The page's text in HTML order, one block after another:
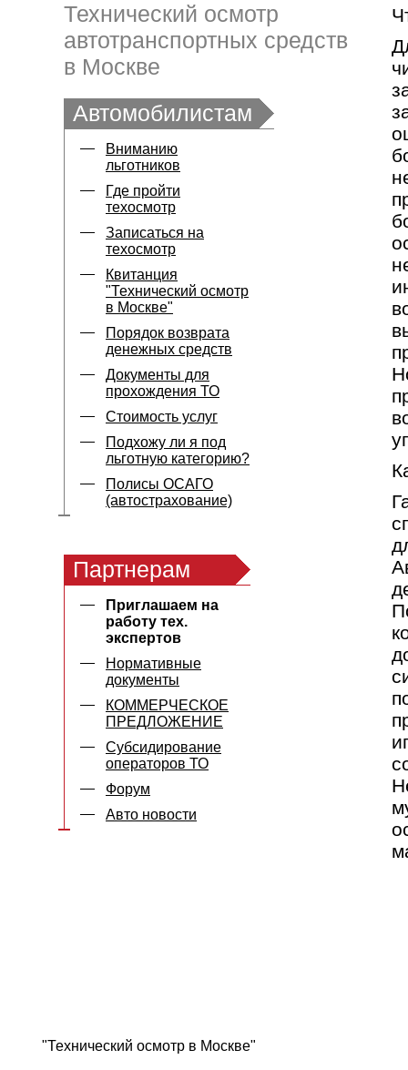
Технический осмотр
автотранспортных средств
в Москве
Автомобилистам
Вниманию
льготников
Где пройти
техосмотр
Записаться на
техосмотр
Квитанция
"Технический осмотр
в Москве"
Порядок возврата
денежных средств
Документы для
прохождения ТО
Стоимость услуг
Подхожу ли я под
льготную категорию?
Полисы ОСАГО
(автострахование)
Партнерам
Приглашаем на
работу тех.
экспертов
Нормативные
документы
КОММЕРЧЕСКОЕ
ПРЕДЛОЖЕНИЕ
Субсидирование
операторов ТО
Форум
Авто новости
"Технический осмотр в Москве"